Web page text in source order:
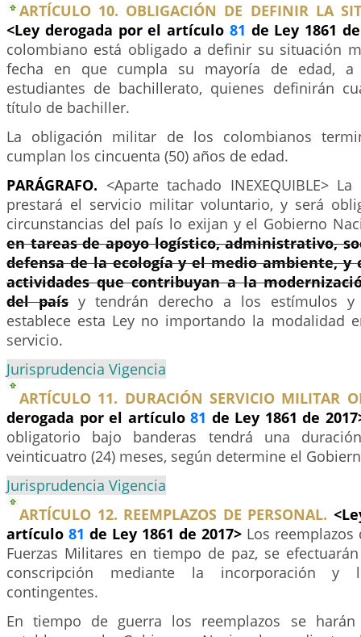
ARTÍCULO 10. OBLIGACIÓN DE DEFINIR LA
<Ley derogada por el artículo 81 de Ley 1861
colombiano está obligado a definir su situación
fecha en que cumpla su mayoría de edad, a
estudiantes de bachillerato, quienes definirán
título de bachiller.
La obligación militar de los colombianos
cumplan los cincuenta (50) años de edad.
PARÁGRAFO. <Aparte tachado INEXEQUIBLE>
prestará el servicio militar voluntario, y será
circunstancias del país lo exijan y el Gobierno
en tareas de apoyo logístico, administrativo,
defensa de la ecología y el medio ambiente, y
actividades que contribuyan a la
del país y tendrán derecho a los estímulos y
establece esta Ley no importando la modalidad
servicio.
Jurisprudencia Vigencia
ARTÍCULO 11. DURACIÓN SERVICIO MILITAR
derogada por el artículo 81 de Ley 1861 de
obligatorio bajo banderas tendrá una
veinticuatro (24) meses, según determine el
Jurisprudencia Vigencia
ARTÍCULO 12. REEMPLAZOS DE PERSONAL.
artículo 81 de Ley 1861 de 2017> Los
Fuerzas Militares en tiempo de paz, se
conscripción mediante la incorporación y
contingentes.
En tiempo de guerra los reemplazos se